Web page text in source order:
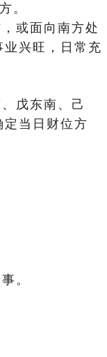
。
或面向南方处
兴旺，日常充
戊东南、己
当日财位方
。